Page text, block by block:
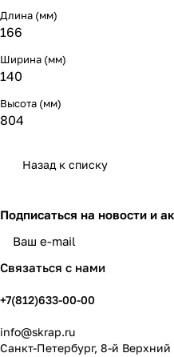
Длина (мм)
166
Ширина (мм)
140
Высота (мм)
804
Назад к списку
Подписаться на новости и
Связаться с нами
+7(812)633-00-00
info@skrap.ru
Санкт-Петербург, 8-й Верхний